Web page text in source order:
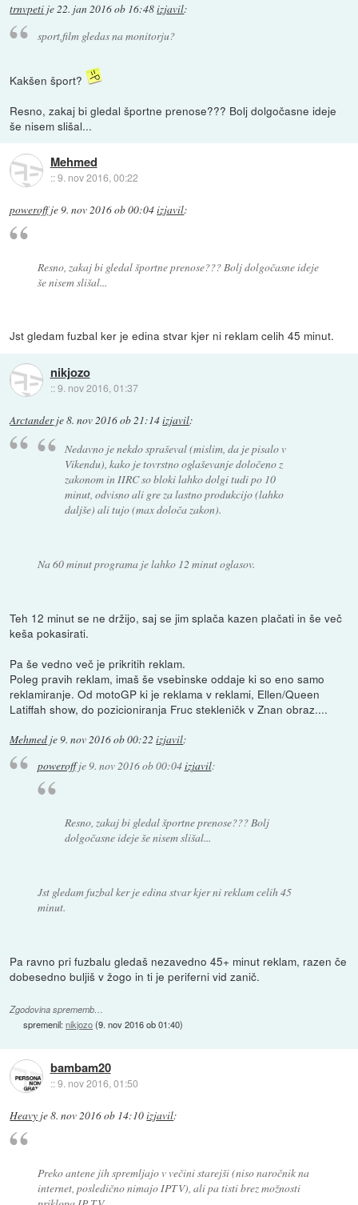
trnvpeti je22. jan 2016 ob 16:48izjavil:
sport,film gledas na monitorju?
Kakšen šport?
Resno, zakaj bi gledal športne prenose??? Bolj dolgočasne ideje
še nisem slišal...
Mehmed
::9. nov 2016, 00:22
poweroffje9. nov 2016 ob 00:04izjavil:
Resno, zakaj bi gledal športne prenose??? Bolj dolgočasne ideje
še nisem slišal...
Jst gledam fuzbal ker je edina stvar kjer ni reklam celih 45 minut.
nikjozo
::9. nov 2016, 01:37
Arctanderje8. nov 2016 ob 21:14izjavil:
Nedavno je nekdo spraševal (mislim, da je pisalo v
Vikendu), kako je tovrstno oglaševanje določeno z
zakonom in IIRC so bloki lahko dolgi tudi po 10
minut, odvisno ali gre za lastno produkcijo (lahko
daljše) ali tujo (max določa zakon).
Na 60 minut programa je lahko 12 minut oglasov.
Teh 12 minut se ne držijo, saj se jim splača kazen plačati in še več
keša pokasirati.
Pa še vedno več je prikritih reklam.
Poleg pravih reklam, imaš še vsebinske oddaje ki so eno samo
reklamiranje. Od motoGP ki je reklama v reklami, Ellen/Queen
Latiffah show, do pozicioniranja Fruc stekleničk v Znan obraz....
Mehmed je9. nov 2016 ob 00:22 izjavil:
poweroffje9. nov 2016 ob 00:04izjavil:
Resno, zakaj bi gledal športne prenose??? Bolj
dolgočasne ideje še nisem slišal...
Jst gledam fuzbal ker je edina stvar kjer ni reklam celih 45
minut.
Pa ravno pri fuzbalu gledaš nezavedno 45+ minut reklam, razen če
dobesedno buljiš v žogo in ti je periferni vid zanič.
Zgodovina sprememb…
spremenil:nikjozo(9. nov 2016 ob 01:40)
bambam20
::9. nov 2016, 01:50
Heavy je8. nov 2016 ob 14:10izjavil:
Preko antene jih spremljajo v večini starejši (niso naročnik na
internet, posledično nimajo IPTV), ali pa tisti brez možnosti